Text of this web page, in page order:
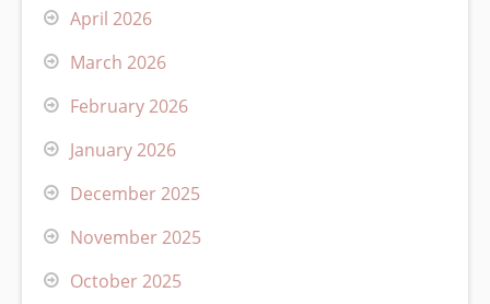
April 2026
March 2026
February 2026
January 2026
December 2025
November 2025
October 2025